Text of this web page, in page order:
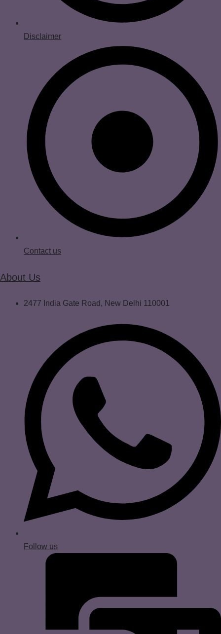
Disclaimer
Contact us
About Us
2477 India Gate Road, New Delhi 110001
Follow us